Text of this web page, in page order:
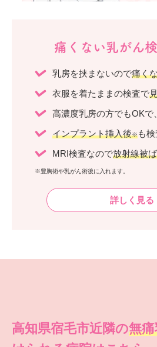
痛くない乳がん
乳房を挟まないので痛く
衣服を着たままの検査で
高濃度乳房の方でもOKで、
インプラント挿入後※ も
MRI検査なので放射線被
※豊胸術や乳がん術後に入れます。
詳しく見る
高知県宿毛市近隣の無